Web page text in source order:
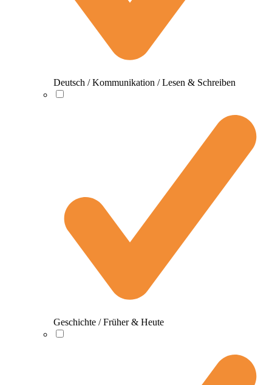
Deutsch / Kommunikation / Lesen & Schreiben
Geschichte / Früher & Heute